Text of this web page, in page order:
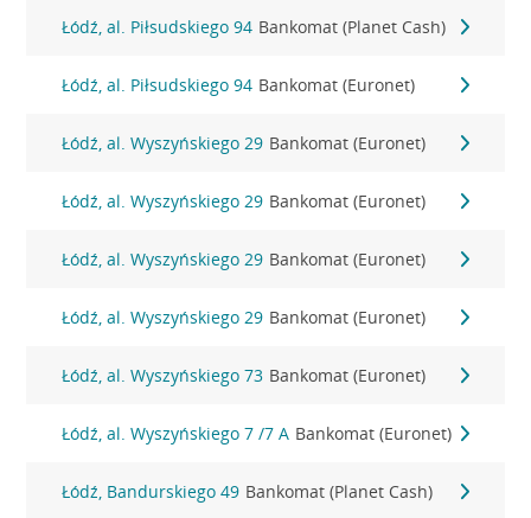
Łódź, al. Piłsudskiego 94 Bankomat (Planet Cash)
Łódź, al. Piłsudskiego 94 Bankomat (Euronet)
Łódź, al. Wyszyńskiego 29 Bankomat (Euronet)
Łódź, al. Wyszyńskiego 29 Bankomat (Euronet)
Łódź, al. Wyszyńskiego 29 Bankomat (Euronet)
Łódź, al. Wyszyńskiego 29 Bankomat (Euronet)
Łódź, al. Wyszyńskiego 73 Bankomat (Euronet)
Łódź, al. Wyszyńskiego 7 /7 A Bankomat (Euronet)
Łódź, Bandurskiego 49 Bankomat (Planet Cash)